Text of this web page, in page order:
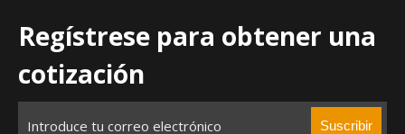
Regístrese para obtener una
cotización
Suscribir